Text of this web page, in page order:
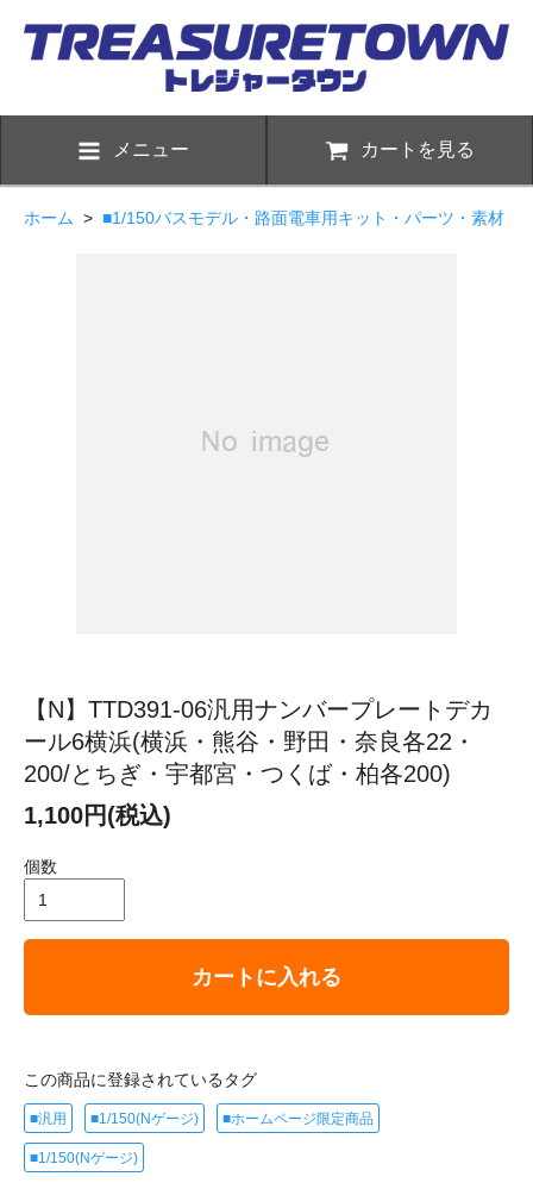
メニュー カートを見る
ホーム > ■1/150バスモデル・路面電車用キット・パーツ・素材
【N】TTD391-06汎用ナンバープレートデカ
ール6横浜(横浜・熊谷・野田・奈良各22・
200/とちぎ・宇都宮・つくば・柏各200)
1,100円(税込)
個数
カートに入れる
この商品に登録されているタグ
■汎用 ■1/150(Nゲージ) ■ホームページ限定商品
■1/150(Nゲージ)